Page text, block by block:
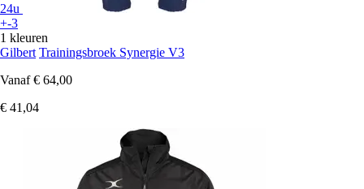
24u
+-3
1 kleuren
Gilbert Trainingsbroek Synergie V3
Vanaf € 64,00
€ 41,04